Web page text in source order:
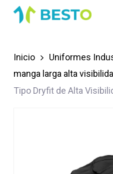
Skip
content
Inicio Uniformes
manga larga alta
Tipo Dryfit de Alta